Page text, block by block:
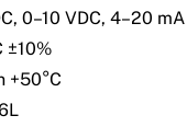
0–10 VDC, 4–20 mA
±10%
+50°C